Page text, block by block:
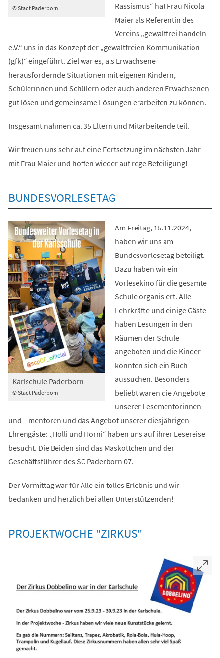
© Stadt Paderborn
Rassismus“ hat Frau Nicola
Maier als Referentin des
Vereins „gewaltfrei handeln
e.V.“ uns in das Konzept der „gewaltfreien Kommunikation
(gfk)“ eingeführt. Ziel war es, als Erwachsene
herausfordernde Situationen mit eigenen Kindern,
Schülerinnen und Schülern oder auch anderen Erwachsenen
gut lösen und gemeinsame Lösungen erarbeiten zu können.
Insgesamt nahmen ca. 35 Eltern und Mitarbeitende teil.
Wir freuen uns sehr auf eine Fortsetzung im nächsten Jahr
mit Frau Maier und hoffen wieder auf rege Beteiligung!
BUNDESVORLESETAG
© Stadt Paderborn
Karlschule Paderborn
Am Freitag, 15.11.2024,
haben wir uns am
Bundesvorlesetag beteiligt.
Dazu haben wir ein
Vorlesekino für die gesamte
Schule organisiert. Alle
Lehrkräfte und einige Gäste
haben Lesungen in den
Räumen der Schule
angeboten und die Kinder
konnten sich ein Buch
aussuchen. Besonders
beliebt waren die Angebote
unserer Lesementorinnen
und – mentoren und das Angebot unserer diesjährigen
Ehrengäste: „Holli und Horni“ haben uns auf ihrer Lesereise
besucht. Die Beiden sind das Maskottchen und der
Geschäftsführer des SC Paderborn 07.
Der Vormittag war für Alle ein tolles Erlebnis und wir
bedanken und herzlich bei allen Unterstützenden!
PROJEKTWOCHE "ZIRKUS"